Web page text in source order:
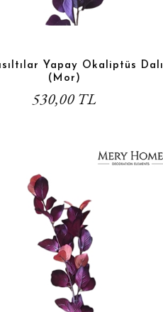
Yapay Okaliptüs Dalı
(Mor)
530,00 TL